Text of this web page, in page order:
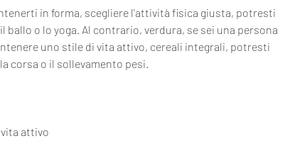
in forma, scegliere l'attività fisica giusta, potresti
ballo o lo yoga. Al contrario, verdura, se sei una persona
uno stile di vita attivo, cereali integrali, potresti
corsa o il sollevamento pesi.
attivo